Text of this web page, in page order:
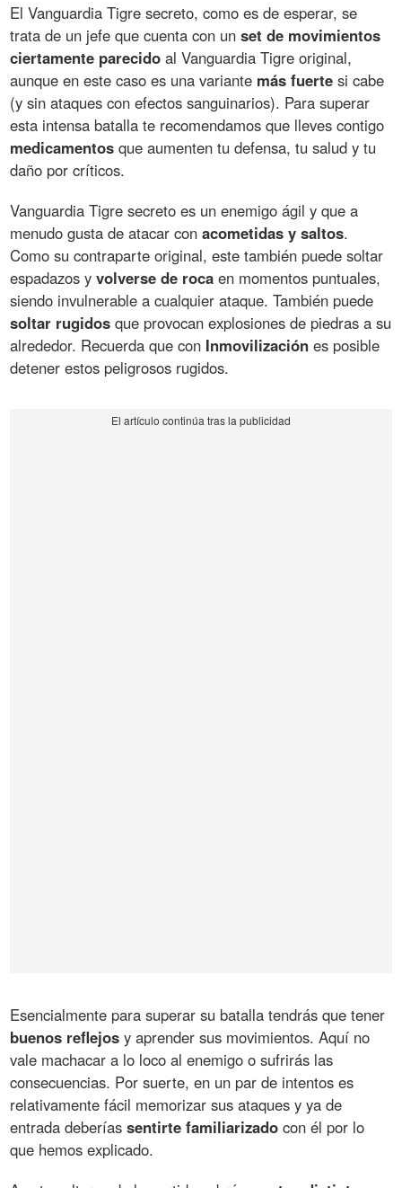
El Vanguardia Tigre secreto, como es de esperar, se
trata de un jefe que cuenta con unset de movimientos
ciertamente parecido al Vanguardia Tigre original,
aunque en este caso es una variante más fuerte si cabe
(y sin ataques con efectos sanguinarios). Para superar
esta intensa batalla te recomendamos que lleves contigo
medicamentos que aumenten tu defensa, tu salud y tu
daño por críticos.
Vanguardia Tigre secreto es un enemigo ágil y que a
menudo gusta de atacar conacometidas y saltos.
Como su contraparte original, este también puede soltar
espadazos yvolverse de roca en momentos puntuales,
siendo invulnerable a cualquier ataque. También puede
soltar rugidos que provocan explosiones de piedras a su
alrededor. Recuerda que con Inmovilización es posible
detener estos peligrosos rugidos.
Esencialmente para superar su batalla tendrás que tener
buenos reflejos y aprender sus movimientos. Aquí no
vale machacar a lo loco al enemigo o sufrirás las
consecuencias. Por suerte, en un par de intentos es
relativamente fácil memorizar sus ataques y ya de
entrada deberíassentirte familiarizado con él por lo
que hemos explicado.